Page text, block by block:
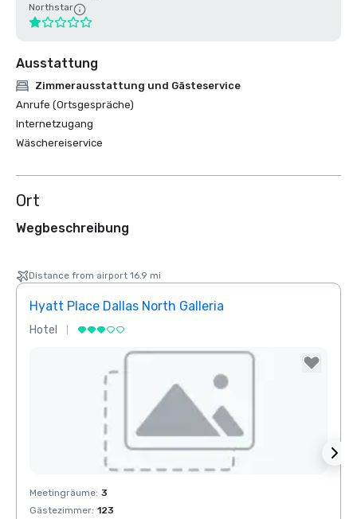
Northstar
Ausstattung
Zimmerausstattung und Gästeservice
Anrufe (Ortsgespräche)
Internetzugang
Wäschereiservice
Ort
Wegbeschreibung
Distance from airport 16.9 mi
Hyatt Place Dallas North Galleria
Hotel
Removed from favorites
Meetingräume: 3
Gästezimmer: 123